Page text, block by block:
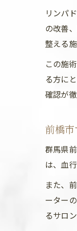
リンパ
の改善
整える
この施
る方に
確認が
前橋
群馬県
は、血
また、
ーター
るサロ